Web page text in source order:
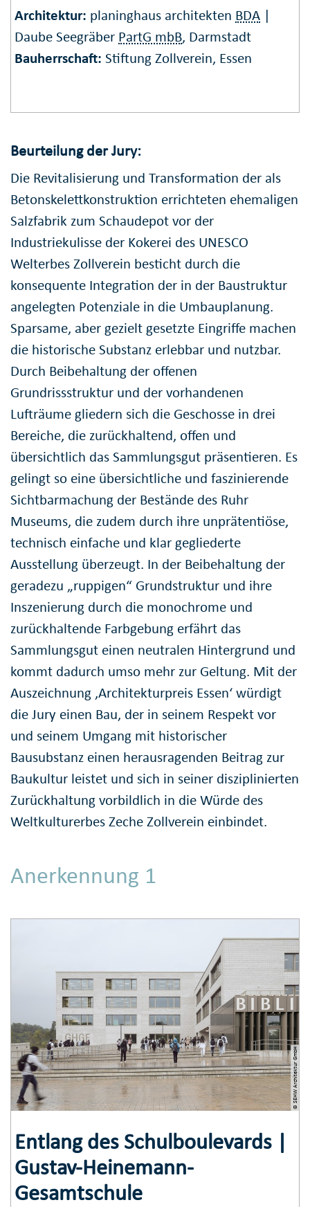
Architektur: planinghaus architekten BDA |
Daube Seegräber PartG mbB, Darmstadt
Bauherrschaft: Stiftung Zollverein, Essen
Beurteilung der Jury:
Die Revitalisierung und Transformation der als
Betonskelettkonstruktion errichteten ehemaligen
Salzfabrik zum Schaudepot vor der
Industriekulisse der Kokerei des UNESCO
Welterbes Zollverein besticht durch die
konsequente Integration der in der Baustruktur
angelegten Potenziale in die Umbauplanung.
Sparsame, aber gezielt gesetzte Eingriffe machen
die historische Substanz erlebbar und nutzbar.
Durch Beibehaltung der offenen
Grundrissstruktur und der vorhandenen
Lufträume gliedern sich die Geschosse in drei
Bereiche, die zurückhaltend, offen und
übersichtlich das Sammlungsgut präsentieren. Es
gelingt so eine übersichtliche und faszinierende
Sichtbarmachung der Bestände des Ruhr
Museums, die zudem durch ihre unprätentiöse,
technisch einfache und klar gegliederte
Ausstellung überzeugt. In der Beibehaltung der
geradezu „ruppigen“ Grundstruktur und ihre
Inszenierung durch die monochrome und
zurückhaltende Farbgebung erfährt das
Sammlungsgut einen neutralen Hintergrund und
kommt dadurch umso mehr zur Geltung. Mit der
Auszeichnung ‚Architekturpreis Essen‘ würdigt
die Jury einen Bau, der in seinem Respekt vor
und seinem Umgang mit historischer
Bausubstanz einen herausragenden Beitrag zur
Baukultur leistet und sich in seiner disziplinierten
Zurückhaltung vorbildlich in die Würde des
Weltkulturerbes Zeche Zollverein einbindet.
Anerkennung 1
© SEHW Architektur GmbH
Entlang des Schulboulevards |
Gustav-Heinemann-
Gesamtschule